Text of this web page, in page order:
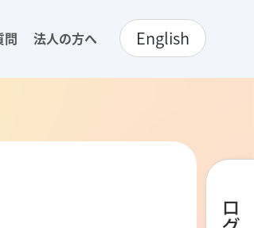
問 法人の方へ English